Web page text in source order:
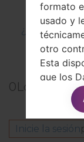
¿Cómo
0Los
Inicie la sesión
formato
usado y
otro
Esta
que los
base en
en un
parte o